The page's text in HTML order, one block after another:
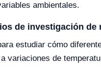
ambientales.
de investigación de
estudiar cómo
variaciones de